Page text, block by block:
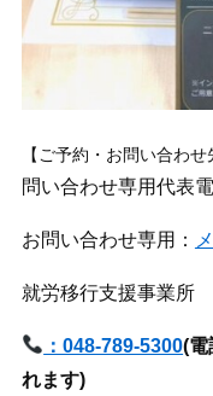
【ご予約・お問い合わせ
問い合わせ専用代表電
お問い合わせ専用：
就労移行支援事業
：048-789-5300(電
れます)